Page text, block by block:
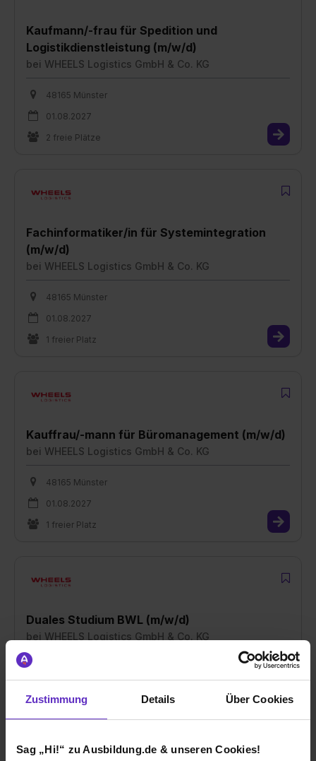
Zustimmung Details Über Cookies
Sag „Hi!“ zu Ausbildung.de & unseren Cookies!
Kaufmann/-frau für Spedition und
Logistikdienstleistung (m/w/d)
bei WHEELS Logistics GmbH & Co. KG
48165 Münster
01.08.2027
2 freie Plätze
Fachinformatiker/in für Systemintegration
(m/w/d)
bei WHEELS Logistics GmbH & Co. KG
48165 Münster
01.08.2027
1 freier Platz
Kauffrau/-mann für Büromanagement (m/w/d)
bei WHEELS Logistics GmbH & Co. KG
48165 Münster
01.08.2027
1 freier Platz
Duales Studium BWL (m/w/d)
bei WHEELS Logistics GmbH & Co. KG